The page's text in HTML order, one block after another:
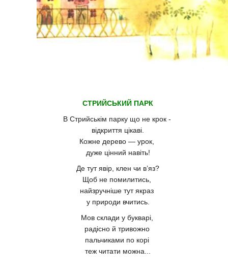
СТРИЙСЬКИЙ ПАРК
В Стрийськім парку що не крок -
відкриття цікаві.
Кожне дерево — урок,
дуже цінний навіть!
Де тут явір, клен чи в’яз?
Щоб не помилитись,
найзручніше тут якраз
у природи вчитись.
Мов склади у букварі,
радісно й тривожно
пальчиками по корі
теж читати можна...